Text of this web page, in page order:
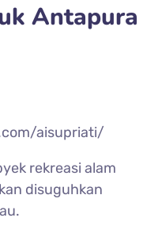
Antapura
aisupriati/
rekreasi alam
disuguhkan